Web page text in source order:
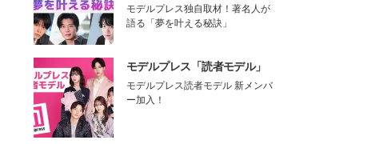
モデルプレス独自取材！著名人が
語る「夢を叶える秘訣」
モデルプレス「読者モデル」
モデルプレス読者モデル 新メンバ
ー加入！